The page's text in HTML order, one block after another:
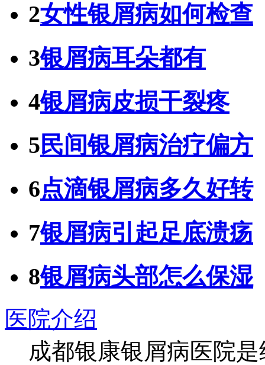
2女性银屑病如何检查
3银屑病耳朵都有
4银屑病皮损干裂疼
5民间银屑病治疗偏方
6点滴银屑病多久好转
7银屑病引起足底溃疡
8银屑病头部怎么保湿
医院介绍
成都银康银屑病医院